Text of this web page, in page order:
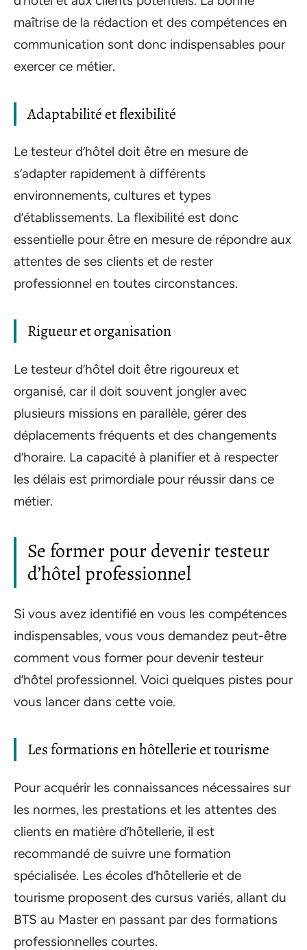
maîtrise de la rédaction et des compétences en
communication sont donc indispensables pour
exercer ce métier.
Adaptabilité et flexibilité
Le testeur d’hôtel doit être en mesure de
s’adapter rapidement à différents
environnements, cultures et types
d’établissements. La flexibilité est donc
essentielle pour être en mesure de répondre aux
attentes de ses clients et de rester
professionnel en toutes circonstances.
Rigueur et organisation
Le testeur d’hôtel doit être rigoureux et
organisé, car il doit souvent jongler avec
plusieurs missions en parallèle, gérer des
déplacements fréquents et des changements
d’horaire. La capacité à planifier et à respecter
les délais est primordiale pour réussir dans ce
métier.
Se former pour devenir testeur
d’hôtel professionnel
Si vous avez identifié en vous les compétences
indispensables, vous vous demandez peut-être
comment vous former pour devenir testeur
d’hôtel professionnel. Voici quelques pistes pour
vous lancer dans cette voie.
Les formations en hôtellerie et tourisme
Pour acquérir les connaissances nécessaires sur
les normes, les prestations et les attentes des
clients en matière d’hôtellerie, il est
recommandé de suivre une formation
spécialisée. Les écoles d’hôtellerie et de
tourisme proposent des cursus variés, allant du
BTS au Master en passant par des formations
professionnelles courtes.